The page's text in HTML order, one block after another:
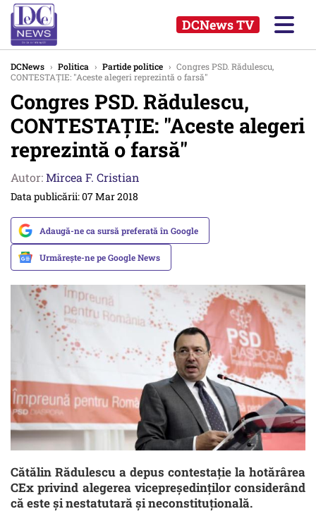
DCNews TV
DCNews › Politica › Partide politice › Congres PSD. Rădulescu,
CONTESTAŢIE: "Aceste alegeri reprezintă o farsă"
Congres PSD. Rădulescu,
CONTESTAŢIE: "Aceste alegeri
reprezintă o farsă"
Autor:Mircea F. Cristian
Data publicării: 07 Mar 2018
Adaugă-ne ca sursă preferată în Google
Urmărește-ne pe Google News
Cătălin Rădulescu a depus contestaţie la hotărârea
CEx privind alegerea vicepreşedinţilor considerând
că este şi nestatutară şi neconstituţională.